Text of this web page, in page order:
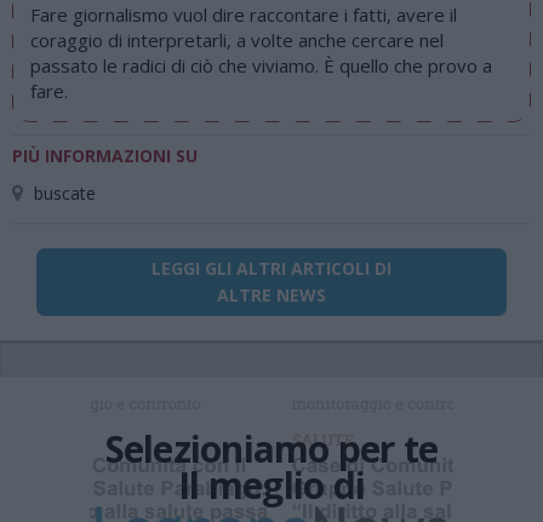
Fare giornalismo vuol dire raccontare i fatti, avere il
coraggio di interpretarli, a volte anche cercare nel
passato le radici di ciò che viviamo. È quello che provo a
fare.
PIÙ INFORMAZIONI SU
buscate
LEGGI GLI ALTRI ARTICOLI DI
ALTRE NEWS
Selezioniamo per te
Il meglio di